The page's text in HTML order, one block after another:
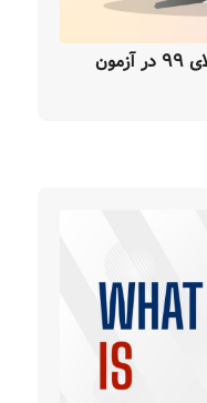
راهنمای جامع برای کسب نمره بالای ۹۹ در آزمون